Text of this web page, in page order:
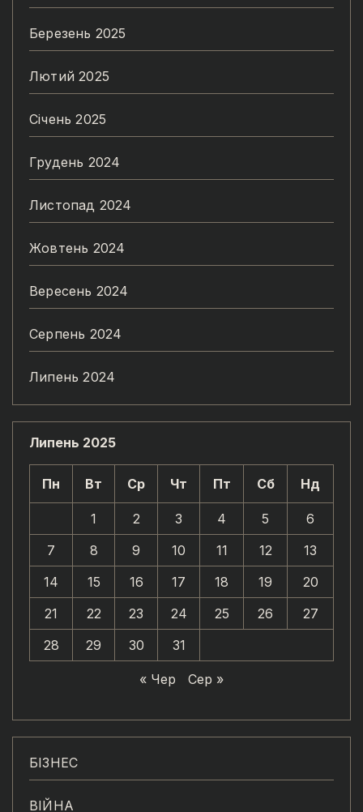
Березень 2025
Лютий 2025
Січень 2025
Грудень 2024
Листопад 2024
Жовтень 2024
Вересень 2024
Серпень 2024
Липень 2024
Липень 2025
Пн Вт Ср Чт Пт Сб Нд
1 2 3 4 5
6
7
8 9 10 11 12
13
14
15 16 17 18 19
20
21
22 23 24 25 26
27
28
29 30 31
« Чер Сер »
БІЗНЕС
ВІЙНА